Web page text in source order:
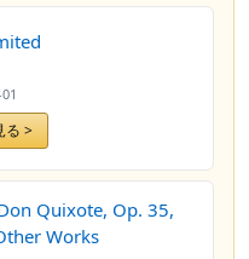
る >
Quixote, Op. 35,
Works